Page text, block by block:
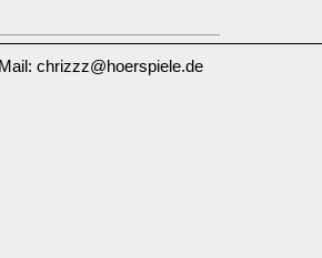
chrizzz@hoerspiele.de